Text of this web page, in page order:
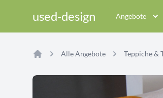
used-design Angebote
Alle Angebote Teppiche &